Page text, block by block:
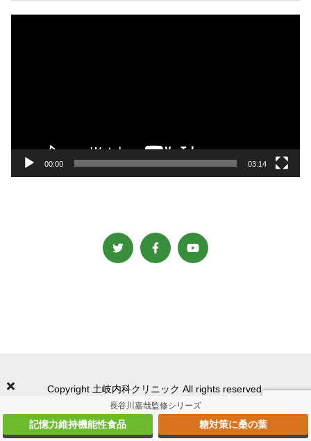
00:00 03:14
Copyright 土岐内科クリニック All rights reserved.
長谷川嘉哉監修シリーズ
記憶力維持機能性食品 糖対策に桑の葉